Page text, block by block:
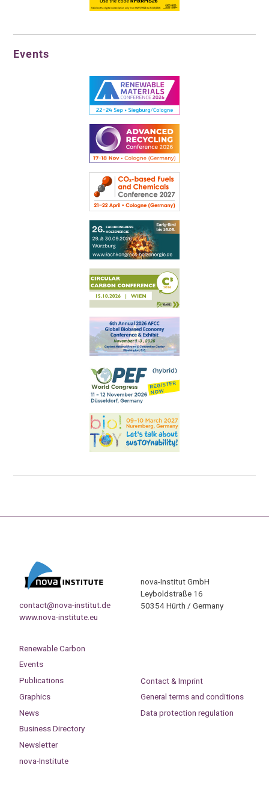
Events
contact@nova-institut.de
www.nova-institute.eu
nova-Institut GmbH
Leyboldstraße 16
50354 Hürth / Germany
Renewable Carbon
Events
Publications
Graphics
News
Business Directory
Newsletter
nova-Institute
Contact & Imprint
General terms and conditions
Data protection regulation